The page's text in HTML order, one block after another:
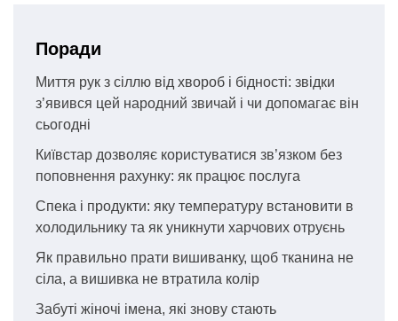
Поради
Миття рук з сіллю від хвороб і бідності: звідки
з’явився цей народний звичай і чи допомагає він
сьогодні
Київстар дозволяє користуватися зв’язком без
поповнення рахунку: як працює послуга
Спека і продукти: яку температуру встановити в
холодильнику та як уникнути харчових отруєнь
Як правильно прати вишиванку, щоб тканина не
сіла, а вишивка не втратила колір
Забуті жіночі імена, які знову стають